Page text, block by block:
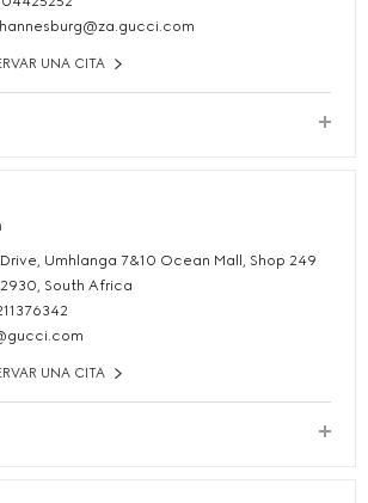
UNA CITA
Umhlanga 7&10 Ocean Mall, Shop 249
South Africa
UNA CITA